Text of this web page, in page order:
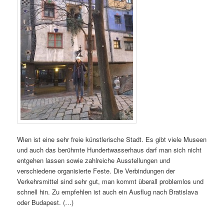
Wien ist eine sehr freie künstlerische Stadt. Es gibt viele Museen
und auch das berühmte Hundertwasserhaus darf man sich nicht
entgehen lassen sowie zahlreiche Ausstellungen und
verschiedene organisierte Feste. Die Verbindungen der
Verkehrsmittel sind sehr gut, man kommt überall problemlos und
schnell hin. Zu empfehlen ist auch ein Ausflug nach Bratislava
oder Budapest. (…)